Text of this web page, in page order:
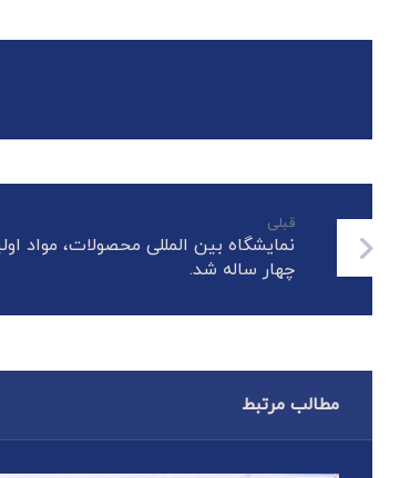
قبلی
نمایشگاه بین المللی محصولات،
چهار ساله شد.
مطالب مرتبط